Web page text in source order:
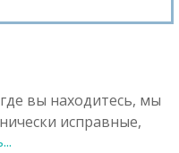
вы находитесь, мы
исправные,